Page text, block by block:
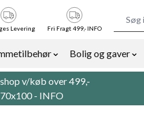
Bolig og gaver
Levering Fri Fragt 499,- INFO
v/køb over 499,-
- INFO